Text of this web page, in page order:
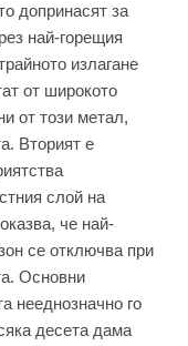
допринасят за
най-горещия
излагане
от широкото
от този метал,
Вторият е
слой на
че най-
се отключва при
Основни
нееднозначно го
десета дама